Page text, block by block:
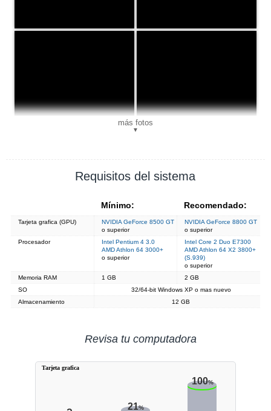
más fotos
▼
Requisitos del sistema
Mínimo: Recomendado:
Tarjeta grafica (GPU)
NVIDIA GeForce 8500 GT
o superior
NVIDIA GeForce 8800 GT
o superior
Procesador
Intel Pentium 4 3.0
AMD Athlon 64 3000+
o superior
Intel Core 2 Duo E7300
AMD Athlon 64 X2 3800+
(S.939)
o superior
Memoria RAM
1 GB
2 GB
SO
32/64-bit Windows XP o mas nuevo
Almacenamiento
12 GB
Revisa tu computadora
21%
100%
Tarjeta grafica